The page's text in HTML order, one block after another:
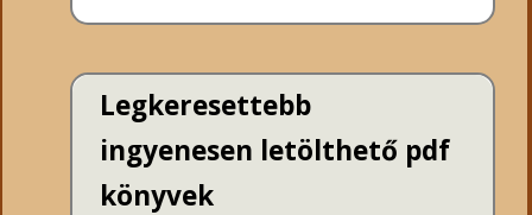
Legkeresettebb
ingyenesen letölthető pdf
könyvek